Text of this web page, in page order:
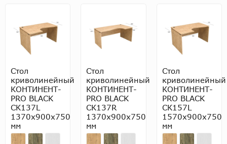
Стол
криволинейный
КОНТИНЕНТ-
PRO BLACK
СК137L
1370х900х750
мм
Стол
криволинейный
КОНТИНЕНТ-
PRO BLACK
СК137R
1370х900х750
мм
Стол
криволинейный
КОНТИНЕНТ-
PRO BLACK
СК157L
1570х900х750
мм